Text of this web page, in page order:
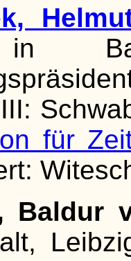
in
für
Baldur